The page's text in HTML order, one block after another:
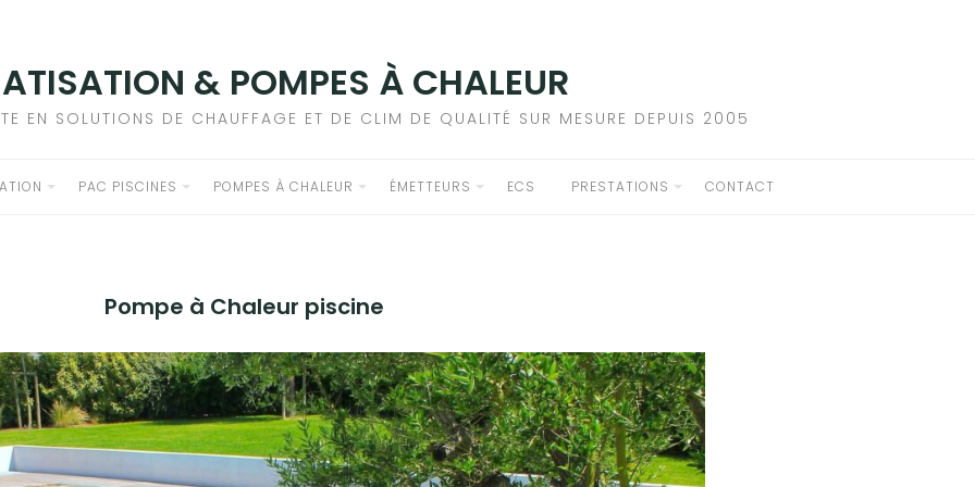
& POMPES À CHALEUR
EN SOLUTIONS DE CHAUFFAGE ET DE CLIM DE QUALITÉ SUR MESURE DEPUIS 2005
PAC PISCINES POMPES À CHALEUR ÉMETTEURS ECS PRESTATIONS CONTACT
Pompe à Chaleur piscine